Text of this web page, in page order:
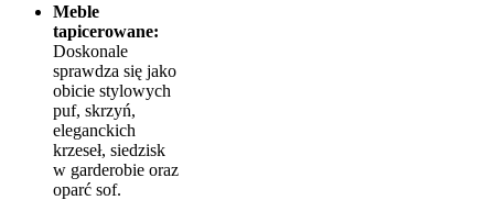
Meble
tapicerowane:
Doskonale
sprawdza się jako
obicie stylowych
puf, skrzyń,
eleganckich
krzeseł, siedzisk
w garderobie oraz
oparć sof.